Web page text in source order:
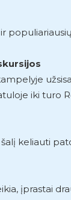
iki turo
keliauti
įprastai